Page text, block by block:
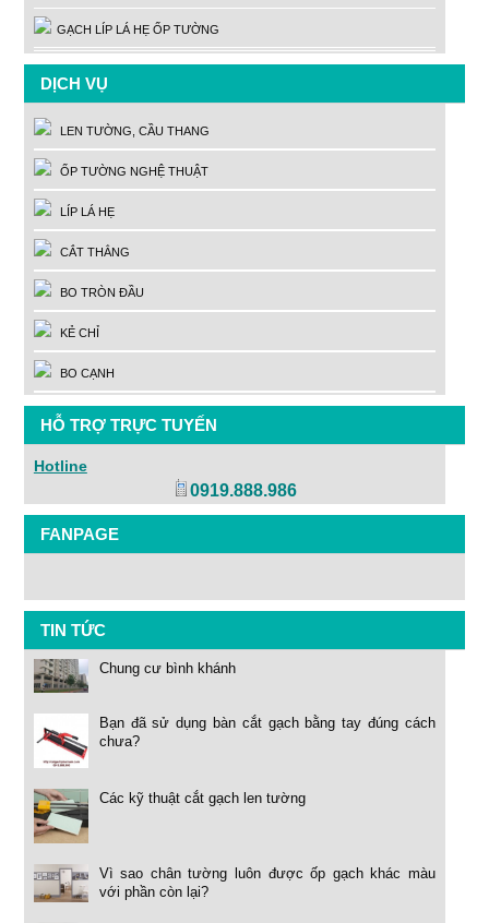
GẠCH LÍP LÁ HẸ ỐP TƯỜNG
DỊCH VỤ
LEN TƯỜNG, CẦU THANG
ỐP TƯỜNG NGHỆ THUẬT
LÍP LÁ HẸ
CẮT THẲNG
BO TRÒN ĐẦU
KẺ CHỈ
BO CẠNH
HỖ TRỢ TRỰC TUYẾN
Hotline
0919.888.986
FANPAGE
TIN TỨC
Chung cư bình khánh
Bạn đã sử dụng bàn cắt gạch bằng tay đúng cách
chưa?
Các kỹ thuật cắt gạch len tường
Vì sao chân tường luôn được ốp gạch khác màu
với phần còn lại?